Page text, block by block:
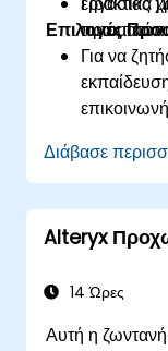
πρακτικών.
Επιλογές
Για να
Διάβασε
Alteryx
14 Ώρες
Αυτή η